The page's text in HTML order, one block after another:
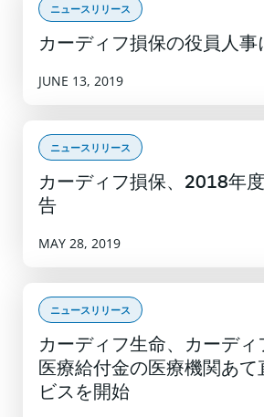
ニュースリリース
カーディフ損保の役員人事
JUNE 13, 2019
ニュースリリース
カーディフ損保、2018年
告
MAY 28, 2019
ニュースリリース
カーディフ生命、カーディ
医療給付金の医療機関あて
ビスを開始